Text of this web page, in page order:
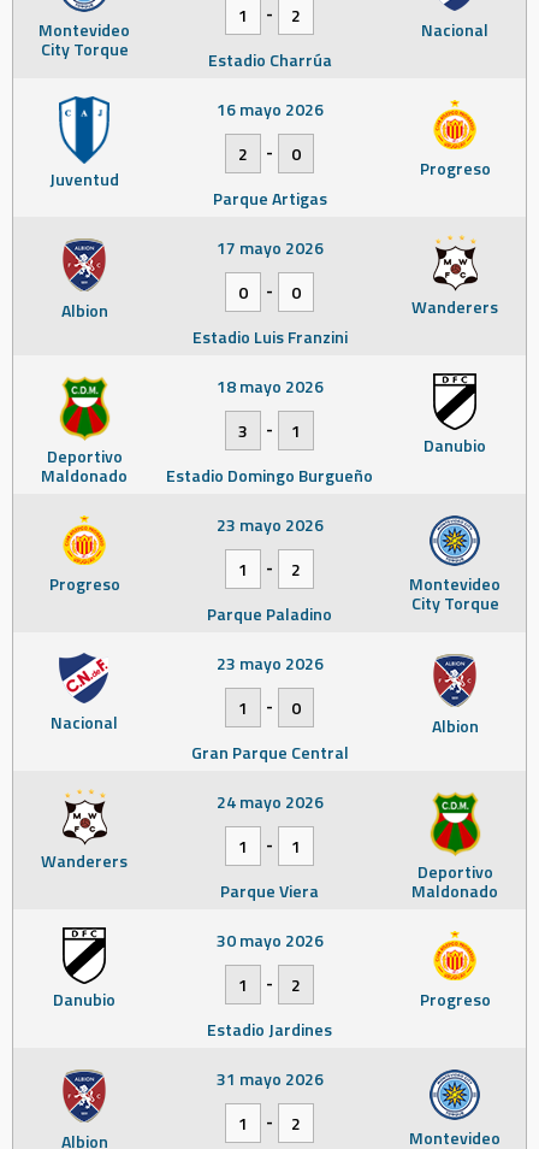
Montevideo
City Torque
Nacional
1 -
2
Estadio Charrúa
Juventud Progreso
16 mayo 2026
2
-
0
Parque Artigas
Albion Wanderers
17 mayo 2026
0
-
0
Estadio Luis Franzini
Deportivo
Maldonado
Danubio
18 mayo 2026
3
-
1
Estadio Domingo Burgueño
Progreso Montevideo
City Torque
23 mayo 2026
1
-
2
Parque Paladino
Nacional Albion
23 mayo 2026
1
-
0
Gran Parque Central
Wanderers Deportivo
Maldonado
24 mayo 2026
1
-
1
Parque Viera
Danubio Progreso
30 mayo 2026
1
-
2
Estadio Jardines
Albion Montevideo
31 mayo 2026
1
-
2